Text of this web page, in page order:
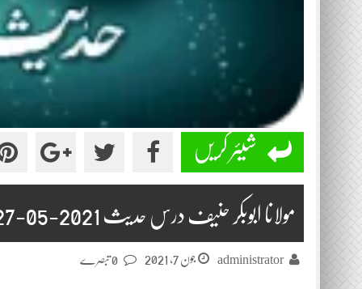
شیئر کریں
مولانا ابوبکر حنیف درس حدیث 2021-05-27
administrator جون 7, 2021